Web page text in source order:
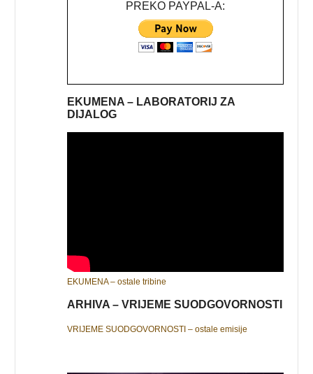
PREKO PAYPAL-A:
EKUMENA – LABORATORIJ ZA
DIJALOG
EKUMENA – ostale tribine
ARHIVA – VRIJEME SUODGOVORNOSTI
VRIJEME SUODGOVORNOSTI – ostale emisije